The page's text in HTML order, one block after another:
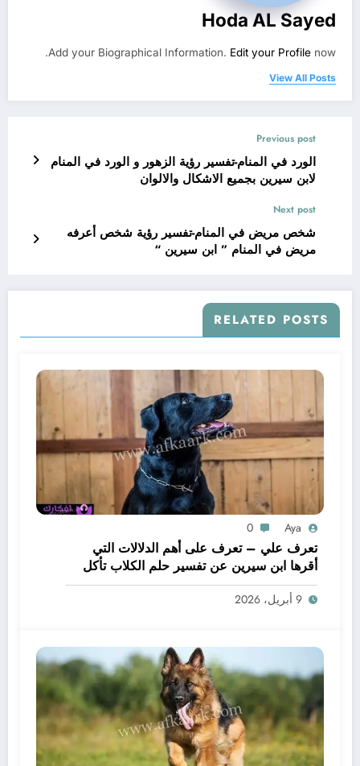
Hoda AL Sayed
Add your Biographical Information. Edit your Profile now.
View All Posts
Previous post
الورد في المنام-تفسير رؤية الزهور و الورد في المنام
لابن سيرين بجميع الاشكال والالوان
Next post
شخص مريض في المنام-تفسير رؤية شخص أعرفه
مريض في المنام ” ابن سيرين “
RELATED POSTS
Aya
0
تعرف علي – تعرف على أهم الدلالات التي
أقرها ابن سيرين عن تفسير حلم الكلاب تأكل
لحم – بالتفصيل
9 أبريل، 2026